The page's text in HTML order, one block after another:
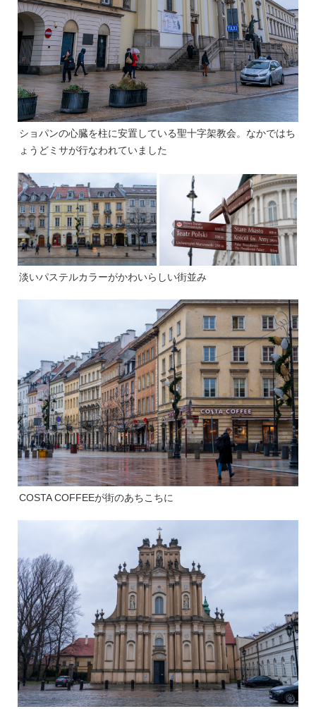
ショパンの心臓を柱に安置している聖十字架教会。なかではち
ょうどミサが行なわれていました
淡いパステルカラーがかわいらしい街並み
COSTA COFFEEが街のあちこちに